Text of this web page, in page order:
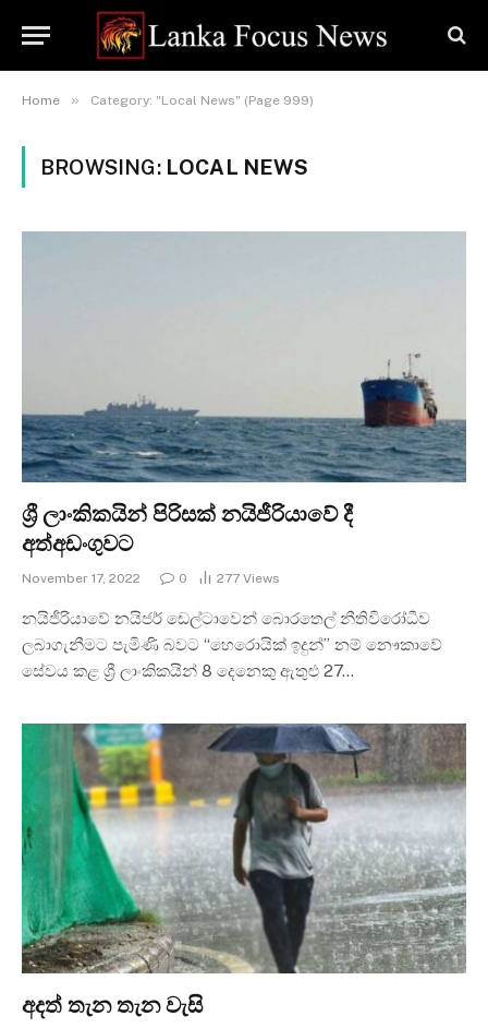
Home » Category: "Local News" (Page 999)
BROWSING: LOCAL NEWS
ශ්‍රී ලාංකිකයින් පිරිසක් නයිජීරියාවේ දී
අත්අඩංගුවට
November 17, 2022 0 277 Views
නයිජීරියාවේ නයිජර් ඩෙල්ටාවෙන් බොරතෙල් නීතිවිරෝධීව
ලබාගැනීමට පැමිණි බවට “හෙරොයික් ඉදුන්” නම් නෞකාවේ
සේවය කළ ශ්‍රී ලාංකිකයින් 8 දෙනෙකු ඇතුළු 27…
අදත් තැන තැන වැසි